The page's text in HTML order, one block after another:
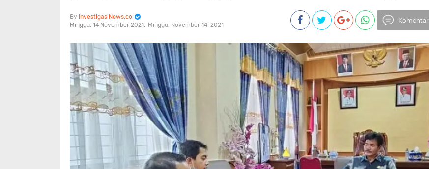
InvestigasiNews.co
Minggu, 14 November 2021
Minggu, November 14, 2021
Komentar